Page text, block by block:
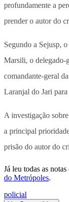
profundamente a
prender o autor do
Segundo a Sejusp,
Marsili, o delegado-
comandante-geral
Laranjal do Jari para
A investigação
a principal
prisão do autor do
Já leu todas as
do Metrópoles.
policial